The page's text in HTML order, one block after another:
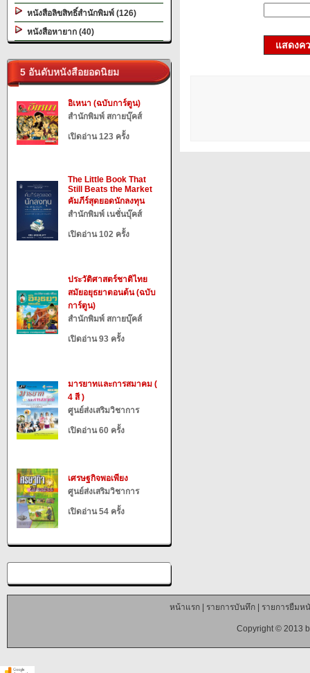
หนังสือลิขสิทธิ์สำนักพิมพ์ (126)
หนังสือหายาก (40)
5 อันดับหนังสือยอดนิยม
อิเหนา (ฉบับการ์ตูน)
สำนักพิมพ์ สกายบุ๊คส์
เปิดอ่าน 123 ครั้ง
The Little Book That
Still Beats the Market
คัมภีร์สุดยอดนักลงทุน
สำนักพิมพ์ เนชั่นบุ๊คส์
เปิดอ่าน 102 ครั้ง
ประวัติศาสตร์ชาติไทย
สมัยอยุธยาตอนต้น (ฉบับ
การ์ตูน)
สำนักพิมพ์ สกายบุ๊คส์
เปิดอ่าน 93 ครั้ง
มารยาทและการสมาคม (
4 สี )
ศูนย์ส่งเสริมวิชาการ
เปิดอ่าน 60 ครั้ง
เศรษฐกิจพอเพียง
ศูนย์ส่งเสริมวิชาการ
เปิดอ่าน 54 ครั้ง
แสดงค
หน้าแรก| รายการบันทึก| รายการยืมห
Copyright © 2013